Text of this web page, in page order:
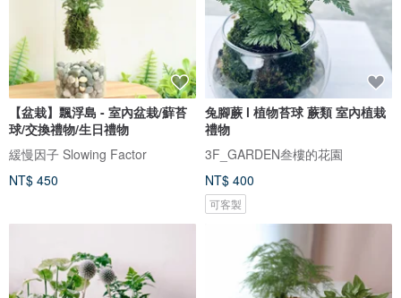
【盆栽】飄浮島 - 室內盆栽/蘚苔
球/交換禮物/生日禮物
緩慢因子 Slowing Factor
NT$ 450
兔腳蕨 l 植物苔球 蕨類 室內植栽
禮物
3F_GARDEN叁樓的花園
NT$ 400
可客製